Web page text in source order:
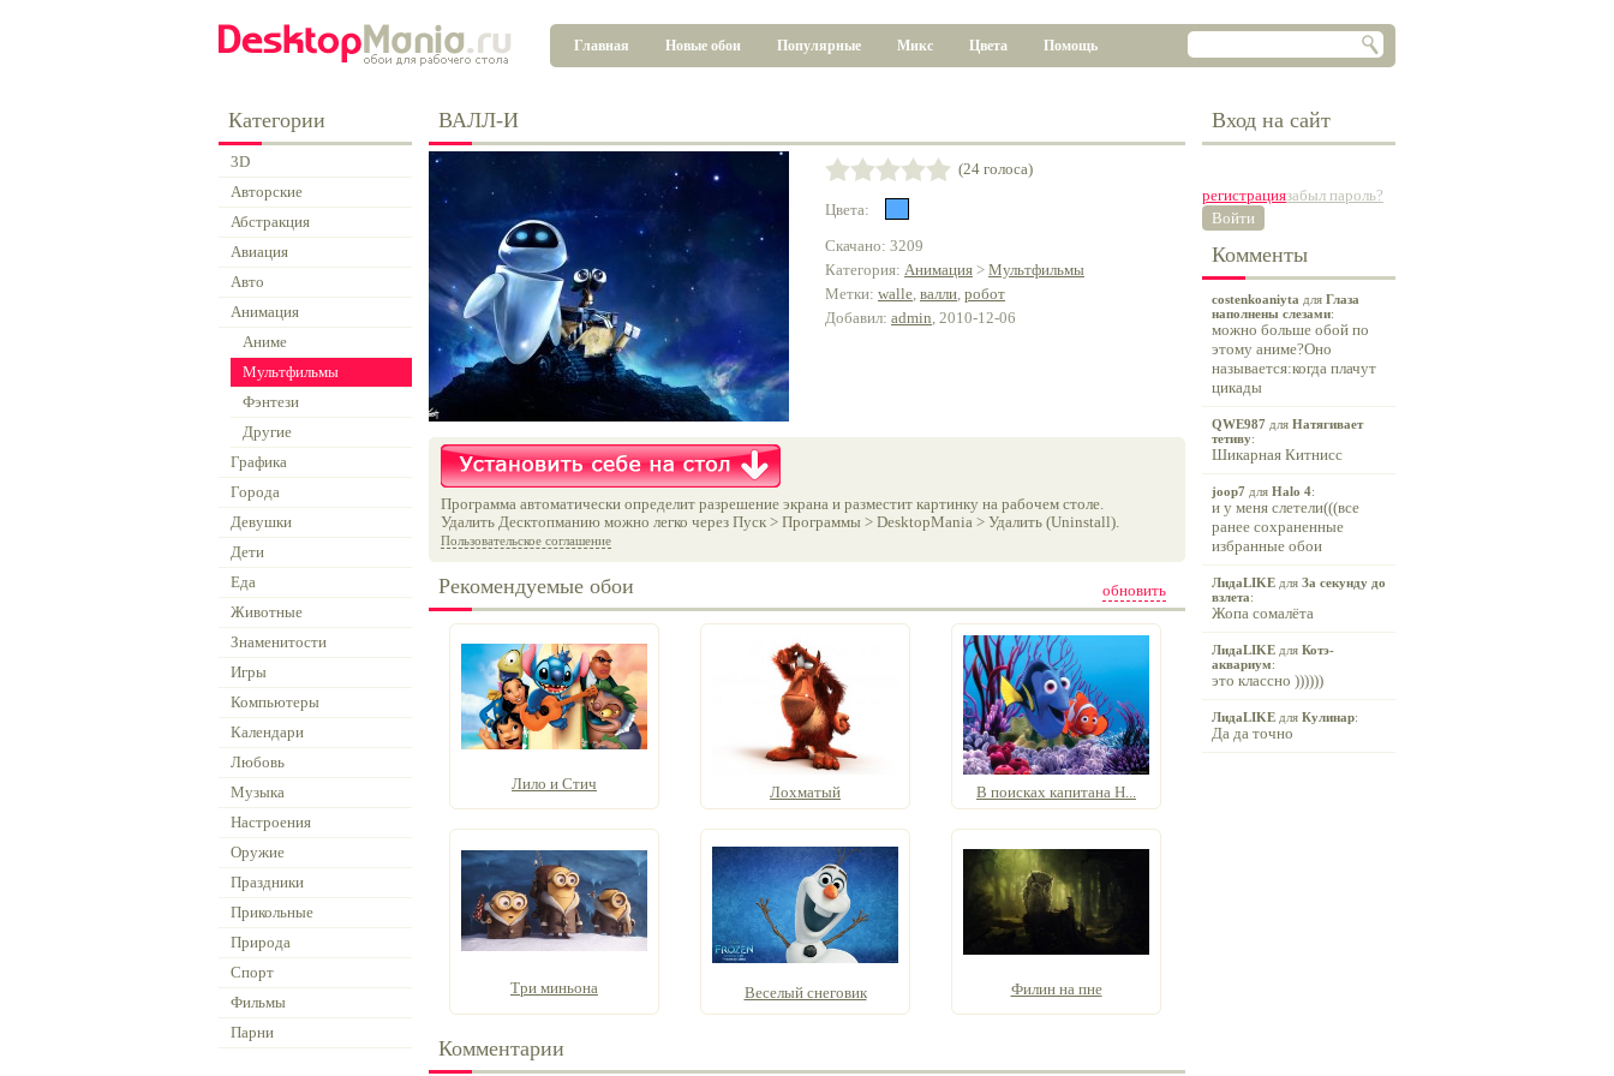
Главная Новые обои Популярные Микс Цвета Помощь
Категории
3D
Авторские
Абстракция
Авиация
Авто
Анимация
Аниме
Мультфильмы
Фэнтези
Другие
Графика
Города
Девушки
Дети
Еда
Животные
Знаменитости
Игры
Компьютеры
Календари
Любовь
Музыка
Настроения
Оружие
Праздники
Прикольные
Природа
Спорт
Фильмы
Парни
ВАЛЛ-И
(24 голоса)
Цвета:
Скачано: 3209
Категория: Анимация > Мультфильмы
Метки: walle, валли, робот
Добавил: admin, 2010-12-06
Программа автоматически определит разрешение экрана и разместит картинку на рабочем столе.
Удалить Десктопманию можно легко через Пуск > Программы > DesktopMania > Удалить (Uninstall).
Пользовательское соглашение
обновить
Рекомендуемые обои
Лило и Стич Лохматый В поисках капитана Н...
Три миньона Веселый снеговик Филин на пне
Комментарии
Вход на сайт
регистрациязабыл пароль?
Войти
Комменты
costenkoaniyta для Глаза
наполнены слезами:
можно больше обой по
этому аниме?Оно
называется:когда плачут
цикады
QWE987 для Натягивает
тетиву:
Шикарная Китнисс
joop7 для Halo 4:
и у меня слетели(((все
ранее сохраненные
избранные обои
ЛидаLIKE для За секунду до
взлета:
Жопа сомалёта
ЛидаLIKE для Котэ-
аквариум:
это классно ))))))
ЛидаLIKE для Кулинар:
Да да точно